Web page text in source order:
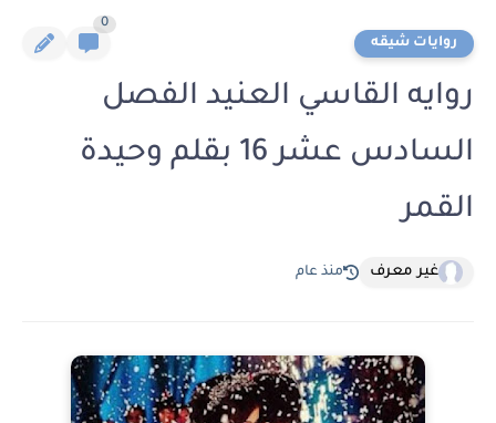
روايات شيقه
0
روايه القاسي العنيد الفصل
السادس عشر 16 بقلم وحيدة
القمر
غير معرف منذ عام